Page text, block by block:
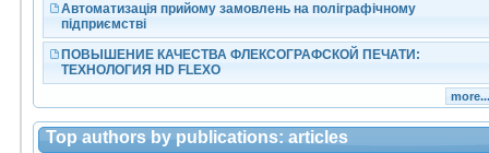
Автоматизація прийому замовлень на поліграфічному
підприємстві
ПОВЫШЕНИЕ КАЧЕСТВА ФЛЕКСОГРАФСКОЙ ПЕЧАТИ:
ТЕХНОЛОГИЯ HD FLEXO
Top authors by publications: articles